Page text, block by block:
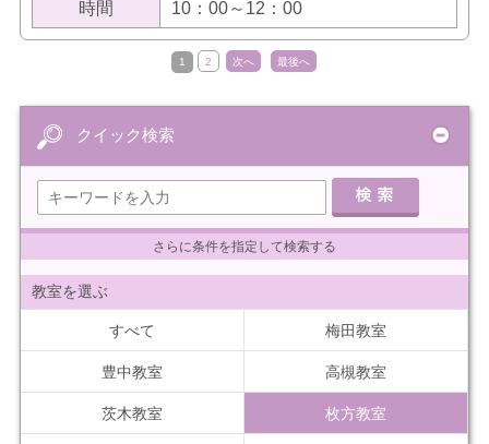
時間 10：00～12：00
1 2 次へ 最後へ
クイック検索
さらに条件を指定して検索する
教室を選ぶ
すべて 梅田教室
豊中教室 高槻教室
茨木教室 枚方教室